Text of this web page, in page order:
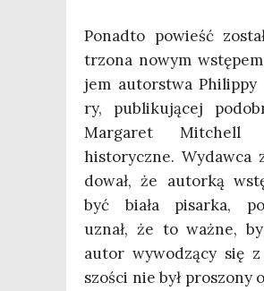
Ponad­to powieść
trzo­na nowym
jem autor­stwa
ry, publi­ku­ją­cej
Mar­ga­ret Mit­chell
histo­rycz­ne. Wydaw­ca
do­wał, że autor­ką
być bia­ła pisar­ka,
uznał, że to waż­ne,
autor wywo­dzą­cy się
szo­ści nie był pro­szo­ny